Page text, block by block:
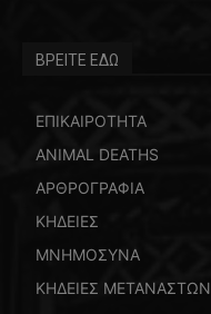
ΒΡΕΙΤΕ ΕΔΩ
ΕΠΙΚΑΙΡΟΤΗΤΑ
ANIMAL DEATHS
ΑΡΘΡΟΓΡΑΦΙΑ
ΚΗΔΕΙΕΣ
ΜΝΗΜΟΣΥΝΑ
ΚΗΔΕΙΕΣ ΜΕΤΑΝΑΣΤΩΝ